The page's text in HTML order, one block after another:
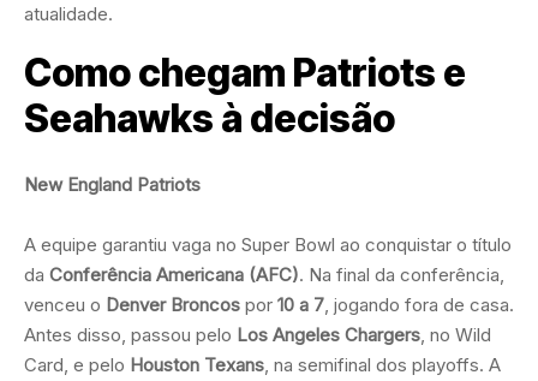
atualidade.
Como chegam Patriots e
Seahawks à decisão
New England Patriots
A equipe garantiu vaga no Super Bowl ao conquistar o título
da Conferência Americana (AFC). Na final da conferência,
venceu o Denver Broncos por 10 a 7 , jogando fora de casa.
Antes disso, passou pelo Los Angeles Chargers , no Wild
Card, e pelo Houston Texans , na semifinal dos playoffs. A